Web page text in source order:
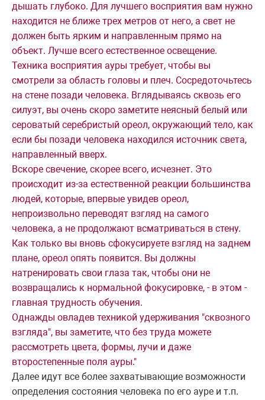
дышать глубоко. Для лучшего восприятия вам нужно
находится не ближе трех метров от него, а свет не
должен быть ярким и направленным прямо на
объект. Лучше всего естественное освещение.
Техника восприятия ауры требует, чтобы вы
смотрели за область головы и плеч. Сосредоточьтесь
на стене позади человека. Вглядываясь сквозь его
силуэт, вы очень скоро заметите неясный белый или
сероватый серебристый ореол, окружающий тело, как
если бы позади человека находился источник света,
направленный вверх.
Вскоре свечение, скорее всего, исчезнет. Это
происходит из-за естественной реакции большинства
людей, которые, впервые увидев ореол,
непроизвольно переводят взгляд на самого
человека, а не продолжают всматриваться в стену.
Как только вы вновь сфокусируете взгляд на заднем
плане, ореол опять появится. Вы должны
натренировать свои глаза так, чтобы они не
возвращались к нормальной фокусировке, - в этом -
главная трудность обучения.
Однажды овладев техникой удерживания "сквозного
взгляда", вы заметите, что без труда можете
рассмотреть цвета, формы, лучи и даже
второстепенные поля ауры."
Далее идут все более захватывающие возможности
определения состояния человека по его ауре и т.п.